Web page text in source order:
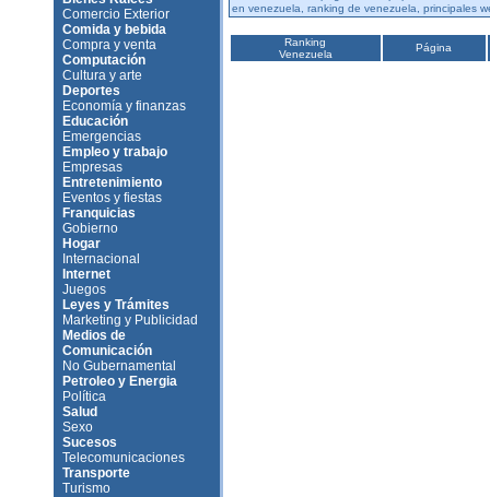
Comercio Exterior
Comida y bebida
Compra y venta
Computación
Cultura y arte
Deportes
Economía y finanzas
Educación
Emergencias
Empleo y trabajo
Empresas
Entretenimiento
Eventos y fiestas
Franquicias
Gobierno
Hogar
Internacional
Internet
Juegos
Leyes y Trámites
Marketing y Publicidad
Medios de
Comunicación
No Gubernamental
Petroleo y Energia
Política
Salud
Sexo
Sucesos
Telecomunicaciones
Transporte
Turismo
en venezuela, ranking de venezuela, principales
Ranking
Venezuela
Página